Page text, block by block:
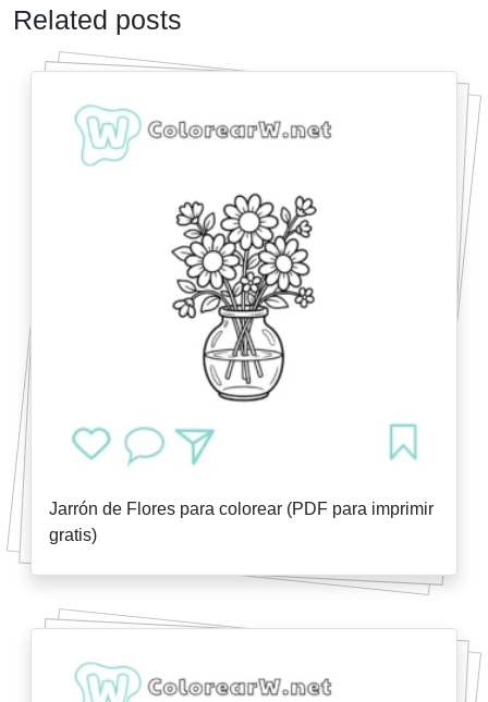
Related posts
Jarrón de Flores para colorear (PDF para imprimir
gratis)